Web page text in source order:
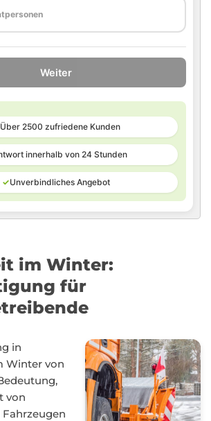
Weiter
Über 2500 zufriedene Kunden
innerhalb von 24 Stunden
✓Unverbindliches Angebot
im Winter:
für
in
Winter von
von